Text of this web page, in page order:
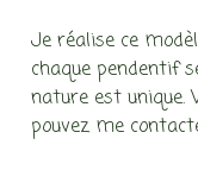
Je réalise ce
chaque pendentif
nature est unique.
pouvez me